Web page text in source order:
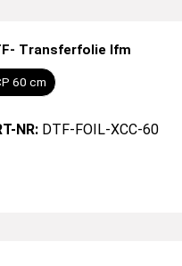
Transferfolie lfm
60 cm
NR: DTF-FOIL-XCC-60